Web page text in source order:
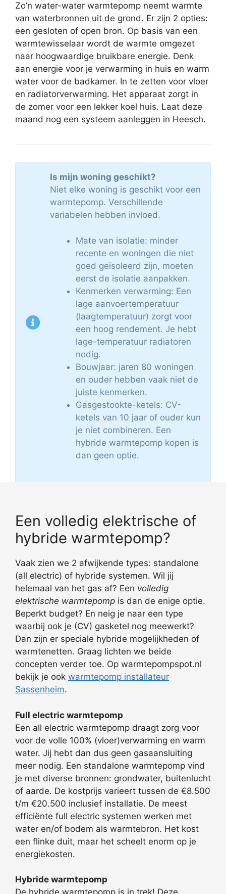
Zo’n water-water warmtepomp neemt warmte
van waterbronnen uit de grond. Er zijn 2 opties:
een gesloten of open bron. Op basis van een
warmtewisselaar wordt de warmte omgezet
naar hoogwaardige bruikbare energie. Denk
aan energie voor je verwarming in huis en warm
water voor de badkamer. In te zetten voor vloer
en radiatorverwarming. Het apparaat zorgt in
de zomer voor een lekker koel huis. Laat deze
maand nog een systeem aanleggen in Heesch.
Is mijn woning geschikt?
Niet elke woning is geschikt voor een
warmtepomp. Verschillende
variabelen hebben invloed.
Mate van isolatie: minder
recente en woningen die niet
goed geïsoleerd zijn, moeten
eerst de isolatie aanpakken.
Kenmerken verwarming: Een
lage aanvoertemperatuur
(laagtemperatuur) zorgt voor
een hoog rendement. Je hebt
lage-temperatuur radiatoren
nodig.
Bouwjaar: jaren 80 woningen
en ouder hebben vaak niet de
juiste kenmerken.
Gasgestookte-ketels: CV-
ketels van 10 jaar of ouder kun
je niet combineren. Een
hybride warmtepomp kopen is
dan geen optie.
Een volledig elektrische of
hybride warmtepomp?
Vaak zien we 2 afwijkende types: standalone
(all electric) of hybride systemen. Wil jij
helemaal van het gas af? Een volledig
elektrische warmtepomp is dan de enige optie.
Beperkt budget? En neig je naar een type
waarbij ook je (CV) gasketel nog meewerkt?
Dan zijn er speciale hybride mogelijkheden of
warmtenetten. Graag lichten we beide
concepten verder toe. Op warmtepompspot.nl
bekijk je ook warmtepomp installateur
Sassenheim.
Full electric warmtepomp
Een all electric warmtepomp draagt zorg voor
voor de volle 100% (vloer)verwarming en warm
water. Jij hebt dan dus geen gasaansluiting
meer nodig. Een standalone warmtepomp vind
je met diverse bronnen: grondwater, buitenlucht
of aarde. De kostprijs varieert tussen de €8.500
t/m €20.500 inclusief installatie. De meest
efficiënte full electric systemen werken met
water en/of bodem als warmtebron. Het kost
een flinke duit, maar het scheelt enorm op je
energiekosten.
Hybride warmtepomp